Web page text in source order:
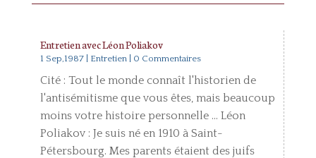
Entretien avec Léon Poliakov
1 Sep,1987| Entretien| 0 Commentaires
Cité : Tout le monde connaît l'historien de
l'antisémitisme que vous êtes, mais beaucoup
moins votre histoire personnelle ... Léon
Poliakov : Je suis né en 1910 à Saint-
Pétersbourg. Mes parents étaient des juifs